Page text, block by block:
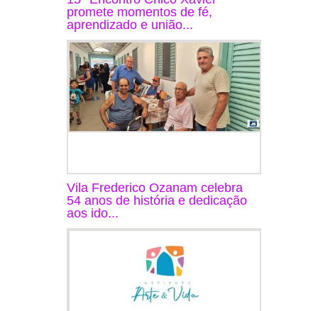
promete momentos de fé,
aprendizado e união...
Vila Frederico Ozanam celebra
54 anos de história e dedicação
aos ido...